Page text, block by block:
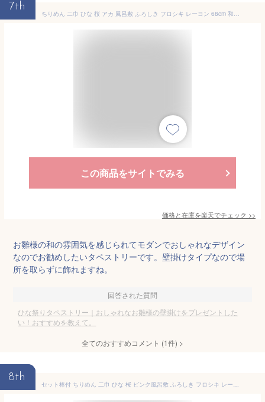
7th
ちりめん 二巾 ひな 桜 アカ 風呂敷 ふろしき フロシキ レーヨン 68cm 和雑貨 日本土産 タペストリー 玄関 雑貨 デコレーション ディスプレイ 壁 壁掛け 掛け軸 和風 インテリア 季節 四季 タペストリー用風呂敷 お土産 お弁当 日本製
この商品をサイトでみる
価格と在庫を楽天でチェック >>
お雛様の和の雰囲気を感じられてモダンでおしゃれなデザイン
なのでお勧めしたいタペストリーです。壁掛けタイプなので場
所を取らずに飾れますね。
回答された質問
ひな祭りタペストリー｜おしゃれなお雛様の壁掛けをプレゼントした
い！おすすめを教えて。
全てのおすすめコメント (1件) >
8th
セット棒付 ちりめん 二巾 ひな 桜 ピンク風呂敷 ふろしき フロシキ レーヨン 68cm 和雑貨 日本土産 タペストリー 玄関 雑貨 デコレーション ディスプレイ 壁 壁掛け 掛け軸 和風 インテリア 季節 四季 タペストリー用風呂敷 お土産 お弁当 日本製